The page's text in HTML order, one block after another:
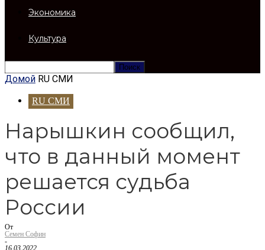
Экономика
Культура
Домой RU СМИ
RU СМИ
Нарышкин сообщил,
что в данный момент
решается судьба
России
От
Семен Софин
-
16.03.2022